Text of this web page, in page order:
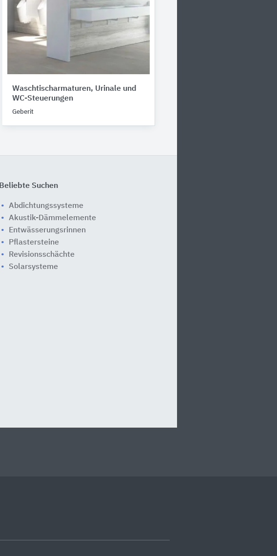
Waschtischarmaturen, Urinale und
WC-Steuerungen
Geberit
Beliebte Suchen
Abdichtungssysteme
Akustik-Dämmelemente
Entwässerungsrinnen
Pflastersteine
Revisionsschächte
Solarsysteme